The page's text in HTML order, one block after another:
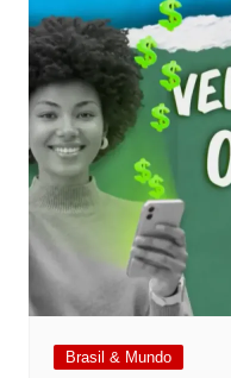
Brasil & Mundo